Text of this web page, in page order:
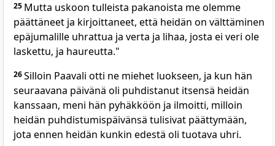
25 Mutta uskoon tulleista pakanoista me olemme
päättäneet ja kirjoittaneet, että heidän on välttäminen
epäjumalille uhrattua ja verta ja lihaa, josta ei veri ole
laskettu, ja haureutta."
26Silloin Paavali otti ne miehet luokseen, ja kun hän
seuraavana päivänä oli puhdistanut itsensä heidän
kanssaan, meni hän pyhäkköön ja ilmoitti, milloin
heidän puhdistumispäivänsä tulisivat päättymään,
jota ennen heidän kunkin edestä oli tuotava uhri.